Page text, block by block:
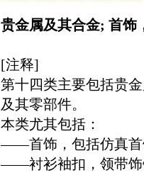
贵金属及其合金; 首饰
[注释]
第十四类主要包括贵
及其零部件。
本类尤其包括：
——首饰，包括仿真首
——衬衫袖扣，领带饰